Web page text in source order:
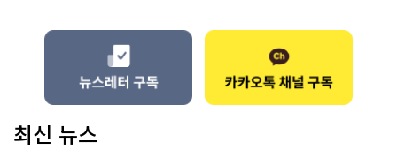
최신 뉴스